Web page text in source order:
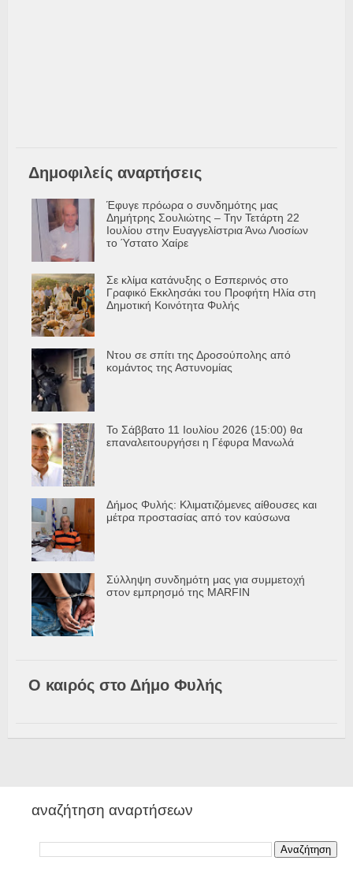
Δημοφιλείς αναρτήσεις
Έφυγε πρόωρα ο συνδημότης μας
Δημήτρης Σουλιώτης – Την Τετάρτη 22
Ιουλίου στην Ευαγγελίστρια Άνω Λιοσίων
το Ύστατο Χαίρε
Σε κλίμα κατάνυξης ο Εσπερινός στο
Γραφικό Εκκλησάκι του Προφήτη Ηλία στη
Δημοτική Κοινότητα Φυλής
Ντου σε σπίτι της Δροσούπολης από
κομάντος της Αστυνομίας
Το Σάββατο 11 Ιουλίου 2026 (15:00) θα
επαναλειτουργήσει η Γέφυρα Μανωλά
Δήμος Φυλής: Κλιματιζόμενες αίθουσες και
μέτρα προστασίας από τον καύσωνα
Σύλληψη συνδημότη μας για συμμετοχή
στον εμπρησμό της MARFIN
Ο καιρός στο Δήμο Φυλής
αναζήτηση αναρτήσεων